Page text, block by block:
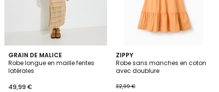
GRAIN DE MALICE
Robe longue en maille fentes
latérales
49,99 €
ZIPPY
Robe sans manches en coton
avec doublure
32,99 €